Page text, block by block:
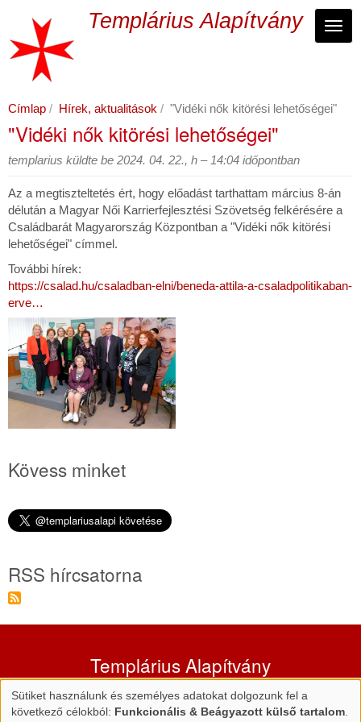
tartalomra
Templárius Alapítvány
Címlap Hírek, aktualitások "Vidéki nők kitörési lehetőségei"
"Vidéki nők kitörési lehetőségei"
templarius küldte be 2024. 04. 22., h – 14:04 időpontban
Az a megtiszteltetés ért, hogy előadást tarthattam március 8-án
délután a Magyar Női Karrierfejlesztési Szövetség felkérésére a
Családbarát Magyarország Központban a "Vidéki nők kitörési
lehetőségei" címmel.
További hírek:
https://csalad.hu/csaladban-elni/beneda-attila-a-csaladpolitikaban-
erve…
Kövess minket
RSS hírcsatorna
Templárius Alapítvány
Cím: 5502 Gyomaendrőd, Martos Flóra utca 5.
Személyes
Sütiket használunk és személyes adatokat dolgozunk fel a
következő célokból: Funkcionális & Beágyazott külső tartalom